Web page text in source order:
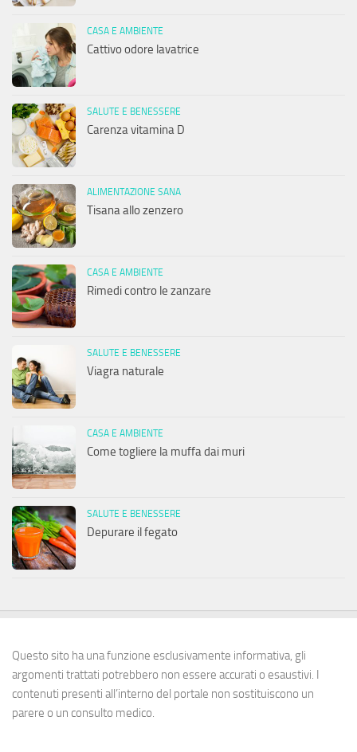
CASA E AMBIENTE
Cattivo odore lavatrice
SALUTE E BENESSERE
Carenza vitamina D
ALIMENTAZIONE SANA
Tisana allo zenzero
CASA E AMBIENTE
Rimedi contro le zanzare
SALUTE E BENESSERE
Viagra naturale
CASA E AMBIENTE
Come togliere la muffa dai muri
SALUTE E BENESSERE
Depurare il fegato
Questo sito ha una funzione esclusivamente informativa, gli
argomenti trattati potrebbero non essere accurati o esaustivi. I
contenuti presenti all’interno del portale non sostituiscono un
parere o un consulto medico.